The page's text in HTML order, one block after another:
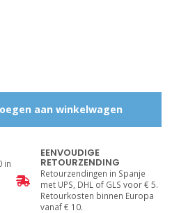
aan winkelwagen
in
EENVOUDIGE
RETOURZENDING
Retourzendingen in Spanje
met UPS, DHL of GLS voor € 5.
Retourkosten binnen Europa
vanaf € 10.